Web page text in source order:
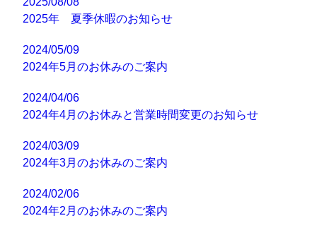
2025年 夏季休暇のお知らせ
2024/05/09
2024年5月のお休みのご案内
2024/04/06
2024年4月のお休みと営業時間変更のお知らせ
2024/03/09
2024年3月のお休みのご案内
2024/02/06
2024年2月のお休みのご案内